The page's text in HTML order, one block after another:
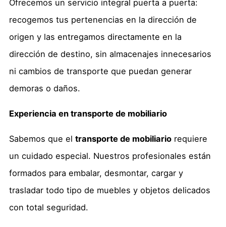
Ofrecemos un servicio integral puerta a puerta:
recogemos tus pertenencias en la dirección de
origen y las entregamos directamente en la
dirección de destino, sin almacenajes innecesarios
ni cambios de transporte que puedan generar
demoras o daños.
Experiencia en transporte de mobiliario
Sabemos que el transporte de mobiliario requiere
un cuidado especial. Nuestros profesionales están
formados para embalar, desmontar, cargar y
trasladar todo tipo de muebles y objetos delicados
con total seguridad.